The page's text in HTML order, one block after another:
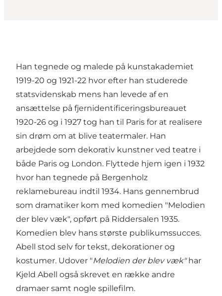
Han tegnede og malede på kunstakademiet
1919-20 og 1921-22 hvor efter han studerede
statsvidenskab mens han levede af en
ansættelse på fjernidentificeringsbureauet
1920-26 og i 1927 tog han til Paris for at realisere
sin drøm om at blive teatermaler. Han
arbejdede som dekorativ kunstner ved teatre i
både Paris og London. Flyttede hjem igen i 1932
hvor han tegnede på Bergenholz
reklamebureau indtil 1934. Hans gennembrud
som dramatiker kom med komedien "Melodien
der blev væk", opført på Riddersalen 1935.
Komedien blev hans største publikumssucces.
Abell stod selv for tekst, dekorationer og
kostumer. Udover "Melodien der blev væk"har
Kjeld Abell også skrevet en række andre
dramaer samt nogle spillefilm.